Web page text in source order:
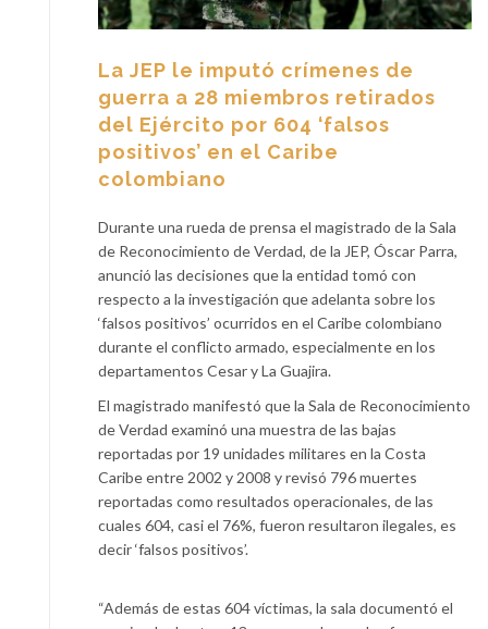
La JEP le imputó crímenes de
guerra a 28 miembros retirados
del Ejército por 604 ‘falsos
positivos’ en el Caribe
colombiano
Durante una rueda de prensa el magistrado de la Sala
de Reconocimiento de Verdad, de la JEP, Óscar Parra,
anunció las decisiones que la entidad tomó con
respecto a la investigación que adelanta sobre los
‘falsos positivos’ ocurridos en el Caribe colombiano
durante el conflicto armado, especialmente en los
departamentos Cesar y La Guajira.
El magistrado manifestó que la Sala de Reconocimiento
de Verdad examinó una muestra de las bajas
reportadas por 19 unidades militares en la Costa
Caribe entre 2002 y 2008 y revisó 796 muertes
reportadas como resultados operacionales, de las
cuales 604, casi el 76%, fueron resultaron ilegales, es
decir ‘falsos positivos’.
“Además de estas 604 víctimas, la sala documentó el